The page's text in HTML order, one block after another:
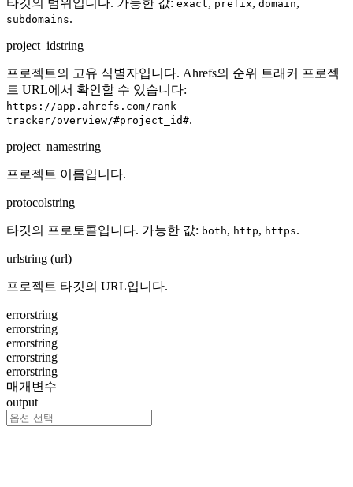
exact prefix domain
subdomains.
project_idstring
프로젝트의 고유 식별자입니다. Ahrefs의 순위 트래커 프로젝
트 URL에서 확인할 수 있습니다:
https://app.ahrefs.com/rank-
tracker/overview/#project_id#.
project_namestring
프로젝트 이름입니다.
protocolstring
타깃의 프로토콜입니다. 가능한 값: both, http, https.
urlstring (url)
프로젝트 타깃의 URL입니다.
errorstring
errorstring
errorstring
errorstring
errorstring
매개변수
output